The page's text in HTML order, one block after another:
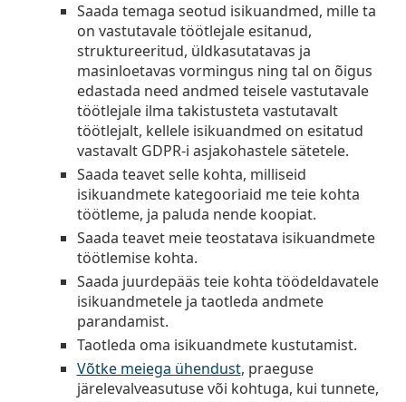
Saada temaga seotud isikuandmed, mille ta
on vastutavale töötlejale esitanud,
struktureeritud, üldkasutatavas ja
masinloetavas vormingus ning tal on õigus
edastada need andmed teisele vastutavale
töötlejale ilma takistusteta vastutavalt
töötlejalt, kellele isikuandmed on esitatud
vastavalt GDPR-i asjakohastele sätetele.
Saada teavet selle kohta, milliseid
isikuandmete kategooriaid me teie kohta
töötleme, ja paluda nende koopiat.
Saada teavet meie teostatava isikuandmete
töötlemise kohta.
Saada juurdepääs teie kohta töödeldavatele
isikuandmetele ja taotleda andmete
parandamist.
Taotleda oma isikuandmete kustutamist.
Võtke meiega ühendust, praeguse
järelevalveasutuse või kohtuga, kui tunnete,